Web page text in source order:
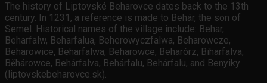
The history of Liptovské Beharovce dates back to the 13th
century. In 1231, a reference is made to Behár, the son of
Semel. Historical names of the village include: Behar,
Beharfalw, Beharfalua, Beherowyczfalwa, Beharowcze,
Beharowice, Beharfalwa, Beharowce, Beharórz, Biharfalva,
Běhárowce, Behárfalva, Behárfalu, Behárfalu, and Benyiky
(liptovskebeharovce.sk).